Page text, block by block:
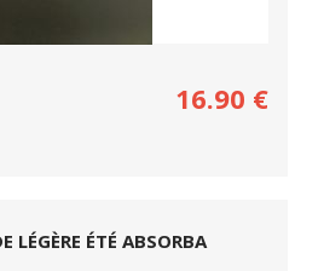
16.90 €
LÉGÈRE ÉTÉ ABSORBA